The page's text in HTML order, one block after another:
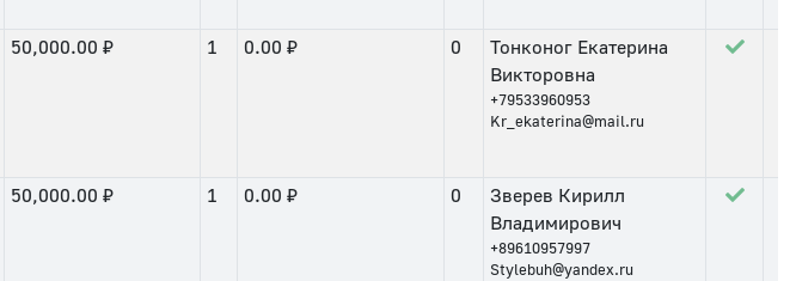
50,000.00 ₽ 1 0.00 ₽ 0
Тонконог Екатерина
Викторовна
+79533960953
Kr_ekaterina@mail.ru
50,000.00 ₽ 1 0.00 ₽ 0
Зверев Кирилл
Владимирович
+89610957997
Stylebuh@yandex.ru